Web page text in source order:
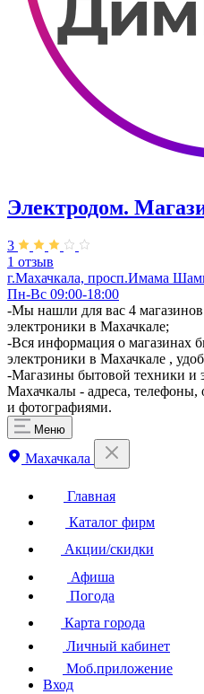
Электродом.
3
1 отзыв
г.Махачкала, ​просп.Имама
Пн-Вс 09:00-18:00
-Мы нашли для вас 4
электроники в Махачкале;
-Вся информация о магазинах
электроники в Махачкале ,
-Магазины бытовой техники и
Махачкалы - адреса, телефоны,
и фотографиями.
Меню
Махачкала
Главная
Каталог фирм
Акции/скидки
Афиша
Погода
Карта города
Личный кабинет
Моб.приложение
Вход